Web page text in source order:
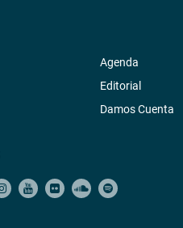
Agenda
Editorial
Damos Cuenta